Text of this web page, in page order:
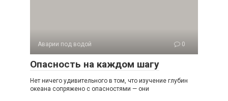
Аварии под водой 0
Опасность на каждом шагу
Нет ничего удивительного в том, что изучение глубин
океана сопряжено с опасностями — они